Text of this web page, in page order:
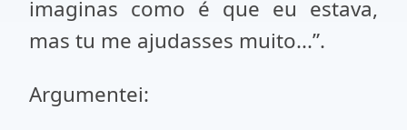
imaginas como é que eu estava,
mas tu me ajudasses muito...”.
Argumentei: